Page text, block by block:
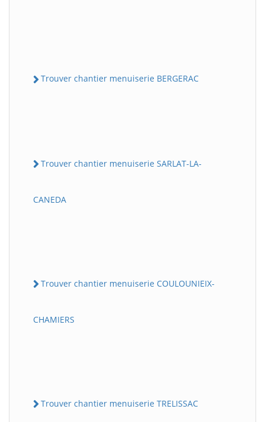
Trouver chantier menuiserie BERGERAC
Trouver chantier menuiserie SARLAT-LA-
CANEDA
Trouver chantier menuiserie COULOUNIEIX-
CHAMIERS
Trouver chantier menuiserie TRELISSAC